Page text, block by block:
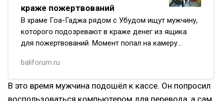
краже пожертвований
В храме Гоа-Гаджа рядом с Убудом ищут мужчину,
которого подозревают в краже денег из ящика
для пожертвований. Момент попал на камеру
На записи мужч…
baliforum.ru
В это время мужчина подошёл к кассе. Он попросил
воспользоваться компьютером для перевода, а сам